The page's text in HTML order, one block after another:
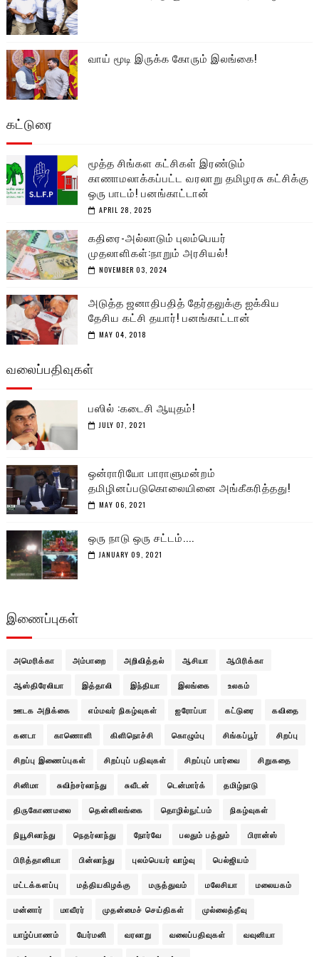
வாய் மூடி இருக்க கோரும் இலங்கை!
கட்டுரை
மூத்த சிங்கள கட்சிகள் இரண்டும்
காணாமலாக்கப்பட்ட வரலாறு தமிழரசு கட்சிக்கு
ஒரு பாடம்! பனங்காட்டான்
APRIL 28, 2025
கதிரை-அல்லாடும் புலம்பெயர்
முதலாளிகள்:நாறும் அரசியல்!
NOVEMBER 03, 2024
அடுத்த ஜனாதிபதித் தேர்தலுக்கு ஐக்கிய
தேசிய கட்சி தயார்! பனங்காட்டான்
MAY 04, 2018
வலைப்பதிவுகள்
பஸில் :கடைசி ஆயுதம்!
JULY 07, 2021
ஒன்ராரியோ பாராளுமன்றம்
தமிழினப்படுகொலையினை அங்கீகரித்தது!
MAY 06, 2021
ஒரு நாடு ஒரு சட்டம்....
JANUARY 09, 2021
இணைப்புகள்
அமெரிக்கா அம்பாறை அறிவித்தல் ஆசியா ஆபிரிக்கா
ஆஸ்திரேலியா இத்தாலி இந்தியா இலங்கை உலகம்
ஊடக அறிக்கை எம்மவர் நிகழ்வுகள் ஐரோப்பா கட்டுரை கவிதை
கனடா காணொளி கிளிநொச்சி கொழும்பு சிங்கப்பூர் சிறப்பு
சிறப்பு இணைப்புகள் சிறப்புப் பதிவுகள் சிறப்புப் பார்வை சிறுகதை
சினிமா சுவிற்சர்லாந்து சுவீடன் டென்மார்க் தமிழ்நாடு
திருகோணமலை தென்னிலங்கை தொழில்நுட்பம் நிகழ்வுகள்
நியூசிலாந்து நெதர்லாந்து நோர்வே பலதும் பத்தும் பிரான்ஸ்
பிரித்தானியா பின்லாந்து புலம்பெயர் வாழ்வு பெல்ஜியம்
மட்டக்களப்பு மத்தியகிழக்கு மருத்துவம் மலேசியா மலையகம்
மன்னார் மாவீரர் முதன்மைச் செய்திகள் முல்லைத்தீவு
யாழ்ப்பாணம் யேர்மனி வரலாறு வலைப்பதிவுகள் வவுனியா